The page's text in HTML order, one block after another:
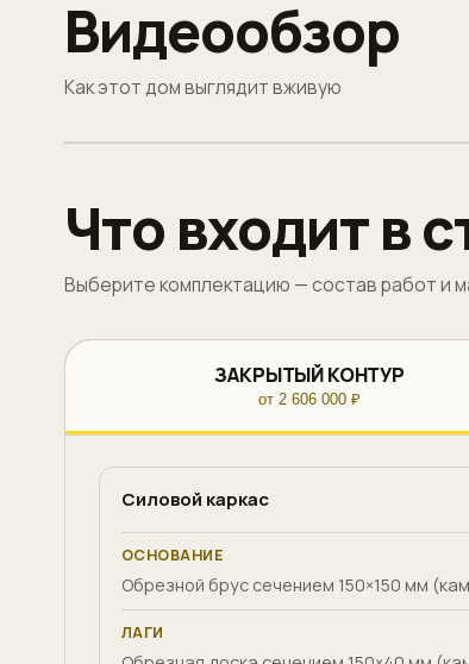
Видеообзор
Как этот дом выглядит вживую
Что входит в
Выберите комплектацию — состав работ и
ЗАКРЫТЫЙ КОНТУР
от 2 606 000 ₽
Силовой каркас
ОСНОВАНИЕ
Обрезной брус сечением 150×150 мм
ЛАГИ